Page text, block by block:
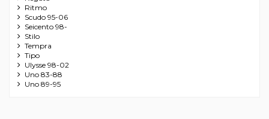
Ritmo
Scudo 95-06
Seicento 98-
Stilo
Tempra
Tipo
Ulysse 98-02
Uno 83-88
Uno 89-95